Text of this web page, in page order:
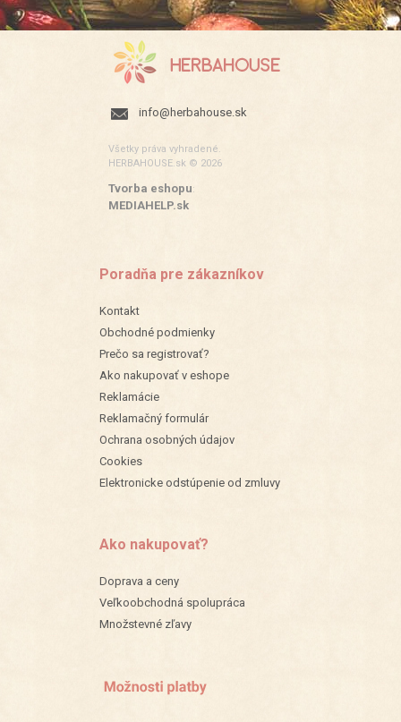
info@herbahouse.sk
Všetky práva vyhradené.
HERBAHOUSE.sk © 2026
Tvorba eshopu:
MEDIAHELP.sk
Poradňa pre zákazníkov
Kontakt
Obchodné podmienky
Prečo sa registrovať?
Ako nakupovať v eshope
Reklamácie
Reklamačný formulár
Ochrana osobných údajov
Cookies
Elektronicke odstúpenie od zmluvy
Ako nakupovať?
Doprava a ceny
Veľkoobchodná spolupráca
Množstevné zľavy